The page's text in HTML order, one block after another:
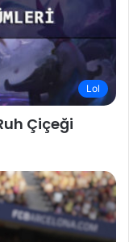
Lol
Çiçeği